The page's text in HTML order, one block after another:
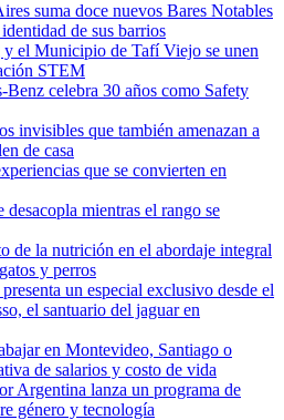
suma doce nuevos Bares Notables
de sus barrios
y el Municipio de Tafí Viejo se unen
STEM
Benz celebra 30 años como Safety
invisibles que también amenazan a
de casa
que se convierten en
desacopla mientras el rango se
de la nutrición en el abordaje integral
y perros
un especial exclusivo desde el
el santuario del jaguar en
en Montevideo, Santiago o
de salarios y costo de vida
Argentina lanza un programa de
género y tecnología